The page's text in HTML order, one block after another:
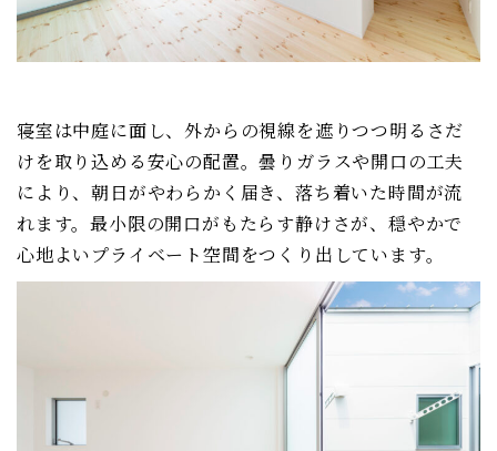
寝室は中庭に面し、外からの視線を遮りつつ明るさだ
けを取り込める安心の配置。曇りガラスや開口の工夫
により、朝日がやわらかく届き、落ち着いた時間が流
れます。最小限の開口がもたらす静けさが、穏やかで
心地よいプライベート空間をつくり出しています。